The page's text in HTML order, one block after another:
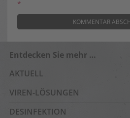
*
Entdecken Sie mehr …
AKTUELL
VIREN-LÖSUNGEN
DESINFEKTION